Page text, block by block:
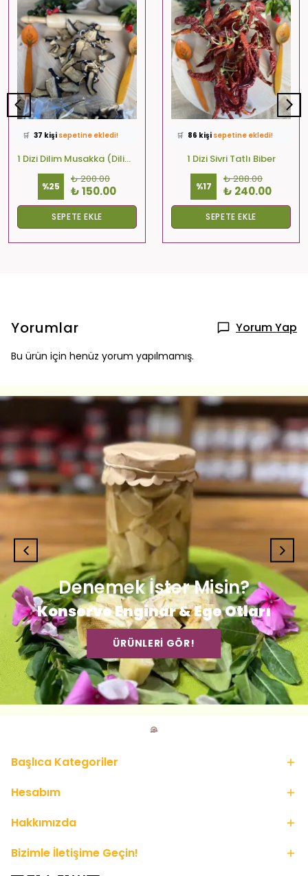
⭐️ Bu ürünü572 kişi favoriledi!
🛒 37 kişisepetine ekledi!
✅ Bugün 32 adetsatıldı
yapılıyor! 1 Dizi Dilim Musakka (Dilim-Kare-Yuvarlak)
%25
₺ 200.00
₺ 150.00
SEPETE EKLE
⭐️ Bu ürünü499 kişi favoriledi!
🛒 86 kişisepetine ekledi!
✅ Bugün 23 adetsatıldı
1 Dizi Sivri Tatlı Biber
%17
₺ 288.00
₺ 240.00
SEPETE EKLE
Yorumlar Yorum Yap
Bu ürün için henüz yorum yapılmamış.
Denemek İster Misin?
Konserve Enginar & Ege Otları
ÜRÜNLERİ GÖR!
Başlıca Kategoriler
Hesabım
Hakkımızda
Bizimle İletişime Geçin!